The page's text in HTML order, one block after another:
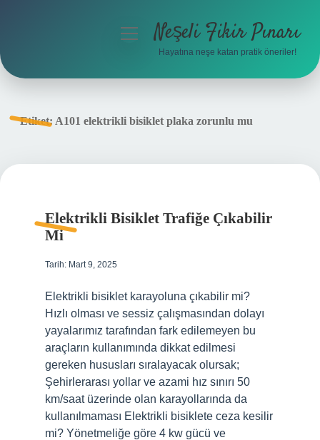
menüyüNeşeli Fikir Pınarı
Hayatına neşe katan pratik öneriler!
Etiket: A101 elektrikli bisiklet plaka zorunlu mu
Elektrikli Bisiklet Trafiğe Çıkabilir
Mi
Tarih: Mart 9, 2025
Elektrikli bisiklet karayoluna çıkabilir mi?
Hızlı olması ve sessiz çalışmasından dolayı
yayalarımız tarafından fark edilemeyen bu
araçların kullanımında dikkat edilmesi
gereken hususları sıralayacak olursak;
Şehirlerarası yollar ve azami hız sınırı 50
km/saat üzerinde olan karayollarında da
kullanılmaması Elektrikli bisiklete ceza kesilir
mi? Yönetmeliğe göre 4 kw gücü ve